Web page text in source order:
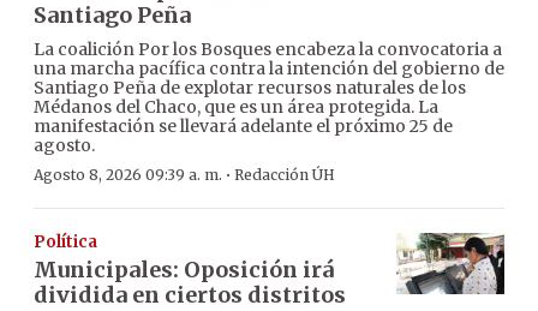
Santiago Peña
La coalición Por los Bosques encabeza la convocatoria a
una marcha pacífica contra la intención del gobierno de
Santiago Peña de explotar recursos naturales de los
Médanos del Chaco, que es un área protegida. La
manifestación se llevará adelante el próximo 25 de
agosto.
Agosto 8, 2026 09:39 a. m. · Redacción ÚH
Política
Municipales: Oposición irá
dividida en ciertos distritos